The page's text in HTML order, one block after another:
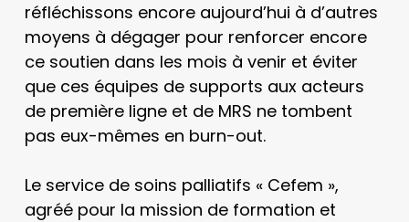
réfléchissons encore aujourd’hui à d’autres
moyens à dégager pour renforcer encore
ce soutien dans les mois à venir et éviter
que ces équipes de supports aux acteurs
de première ligne et de MRS ne tombent
pas eux-mêmes en burn-out.
Le service de soins palliatifs « Cefem »,
agréé pour la mission de formation et